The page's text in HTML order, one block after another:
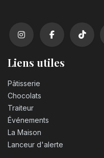
Liens utiles
Pâtisserie
Chocolats
Traiteur
Événements
La Maison
Lanceur d'alerte